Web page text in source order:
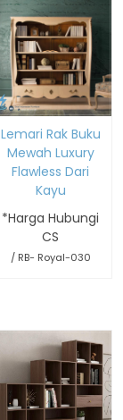
Lemari Rak Buku
Mewah Luxury
Flawless Dari
Kayu
*Harga Hubungi
CS
/ RB- Royal-030